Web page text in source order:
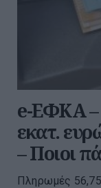
e-ΕΦΚΑ –
εκατ.
– Ποιοι
Πληρωμές